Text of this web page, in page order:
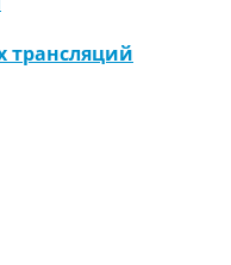
трансляций